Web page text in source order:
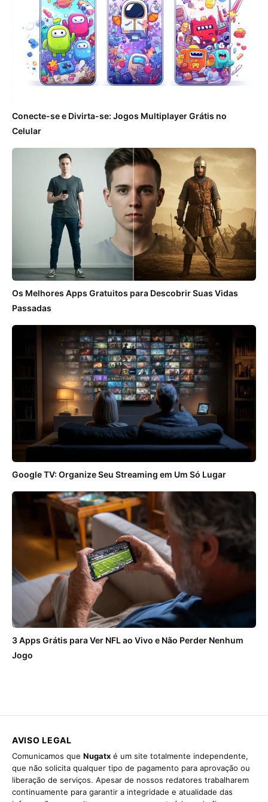
Conecte-se e Divirta-se: Jogos Multiplayer Grátis no
Celular
Os Melhores Apps Gratuitos para Descobrir Suas Vidas
Passadas
Google TV: Organize Seu Streaming em Um Só Lugar
3 Apps Grátis para Ver NFL ao Vivo e Não Perder Nenhum
Jogo
AVISO LEGAL
Comunicamos que Nugatx é um site totalmente independente,
que não solicita qualquer tipo de pagamento para aprovação ou
liberação de serviços. Apesar de nossos redatores trabalharem
continuamente para garantir a integridade e atualidade das